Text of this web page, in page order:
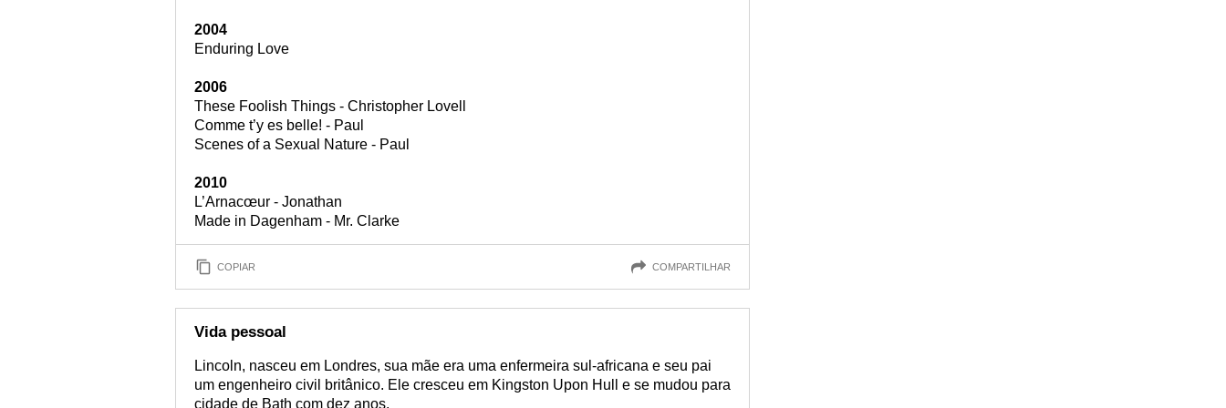
2004
Enduring Love
2006
These Foolish Things - Christopher Lovell
Comme t’y es belle! - Paul
Scenes of a Sexual Nature - Paul
2010
L’Arnacœur - Jonathan
Made in Dagenham - Mr. Clarke
COPIAR COMPARTILHAR
Vida pessoal
Lincoln, nasceu em Londres, sua mãe era uma enfermeira sul-africana e seu pai
um engenheiro civil britânico. Ele cresceu em Kingston Upon Hull e se mudou para
cidade de Bath com dez anos.